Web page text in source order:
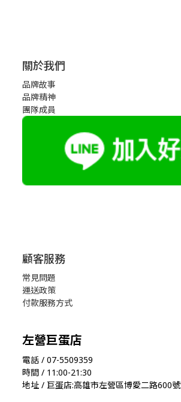
關於我們
品牌故事
品牌精神
團隊成員
顧客服務
常見問題
運送政策
付款服務方式
左營巨蛋店
電話 / 07-5509359
時間 / 11:00-21:30
地址 / 巨蛋店:高雄市左營區博愛二路600號